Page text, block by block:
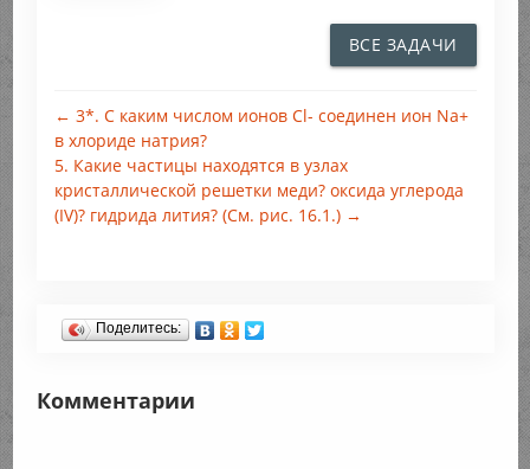
ВСЕ ЗАДАЧИ
← 3*. С каким числом ионов Сl- соединен ион Na+
в хлориде натрия?
5. Какие частицы находятся в узлах
кристаллической решетки меди? оксида углерода
(IV)? гидрида лития? (См. рис. 16.1.) →
Поделитесь:
Комментарии